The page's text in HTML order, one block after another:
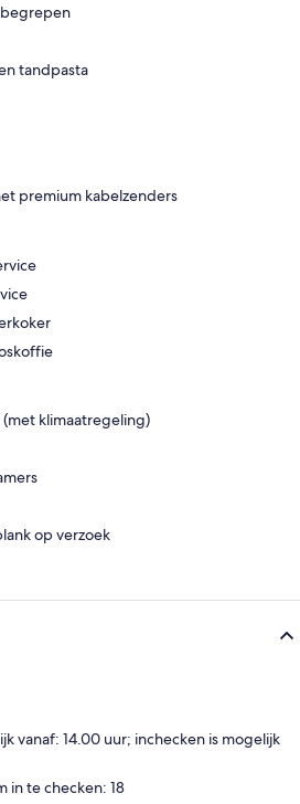
tandpasta
premium kabelzenders
klimaatregeling)
op verzoek
vanaf: 14.00 uur; inchecken is mogelijk
in te checken: 18